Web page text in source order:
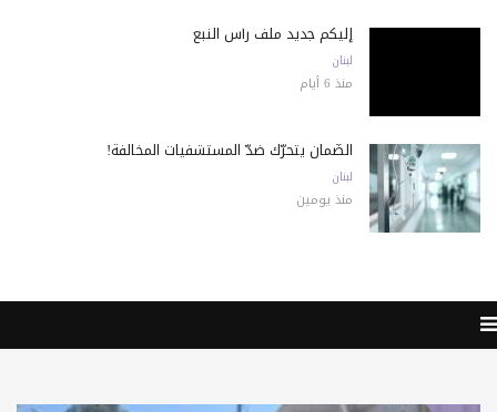
إليكم جديد ملف رأس النبع
لبنان
منذ 6 أيام
الضّمان يتحرّك ضدّ المستشفيات المخالفة!
لبنان
منذ يومين